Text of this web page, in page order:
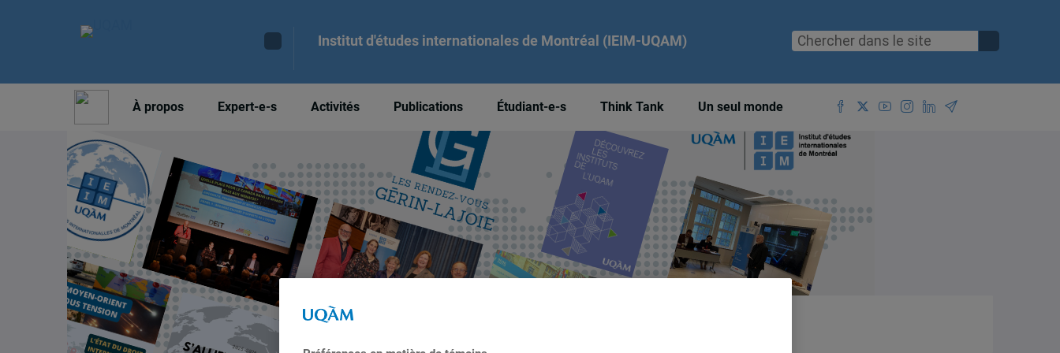
Institut d'études internationales de Montréal (IEIM-UQAM)
À propos Expert-e-s Activités Publications Étudiant-e-s Think Tank Un seul monde